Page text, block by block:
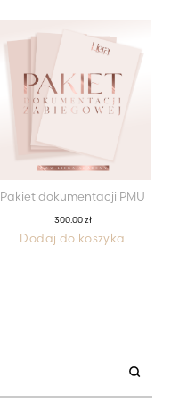
Pakiet dokumentacji PMU
300.00zł
Dodaj do koszyka